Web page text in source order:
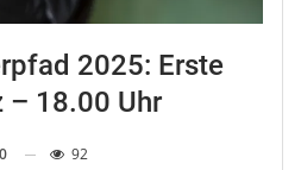
2025: Erste
– 18.00 Uhr
92